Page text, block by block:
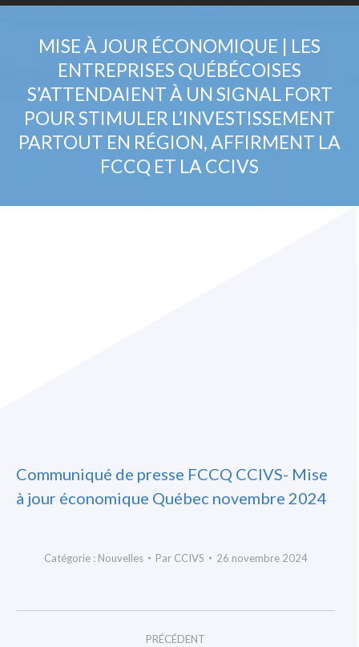
MISE À JOUR ÉCONOMIQUE | LES
ENTREPRISES QUÉBÉCOISES
S’ATTENDAIENT À UN SIGNAL FORT
POUR STIMULER L’INVESTISSEMENT
PARTOUT EN RÉGION, AFFIRMENT LA
FCCQ ET LA CCIVS
Communiqué de presse FCCQ CCIVS- Mise
à jour économique Québec novembre 2024
Catégorie : Nouvelles Par CCIVS 26 novembre 2024
PRÉCÉDENT